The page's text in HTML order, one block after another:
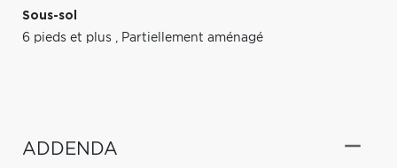
Sous-sol
6 pieds et plus , Partiellement aménagé
ADDENDA